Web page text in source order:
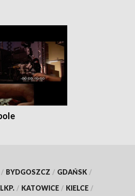
/ BYDGOSZCZ / GDAŃSK /
/ KATOWICE / KIELCE /